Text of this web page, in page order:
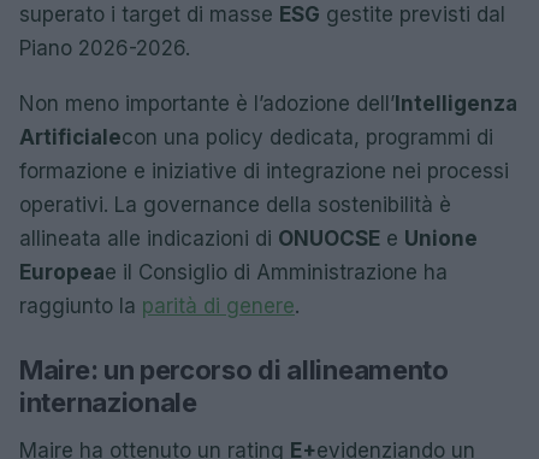
superato i target di masse ESG gestite previsti dal
Piano 2026-2026.
Non meno importante è l’adozione dell’ Intelligenza
Artificialecon una policy dedicata, programmi di
formazione e iniziative di integrazione nei processi
operativi. La governance della sostenibilità è
allineata alle indicazioni di ONUOCSE e Unione
Europeae il Consiglio di Amministrazione ha
raggiunto la parità di genere.
Maire: un percorso di allineamento
internazionale
Maire ha ottenuto un rating E+evidenziando un